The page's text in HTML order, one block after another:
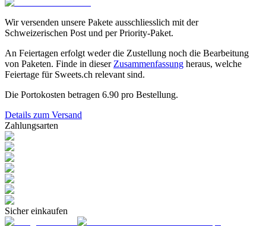
Wir versenden unsere Pakete ausschliesslich mit der
Schweizerischen Post und per Priority-Paket.
An Feiertagen erfolgt weder die Zustellung noch die Bearbeitung
von Paketen. Finde in dieser Zusammenfassung heraus, welche
Feiertage für Sweets.ch relevant sind.
Die Portokosten betragen 6.90 pro Bestellung.
Details zum Versand
Zahlungsarten
Sicher einkaufen